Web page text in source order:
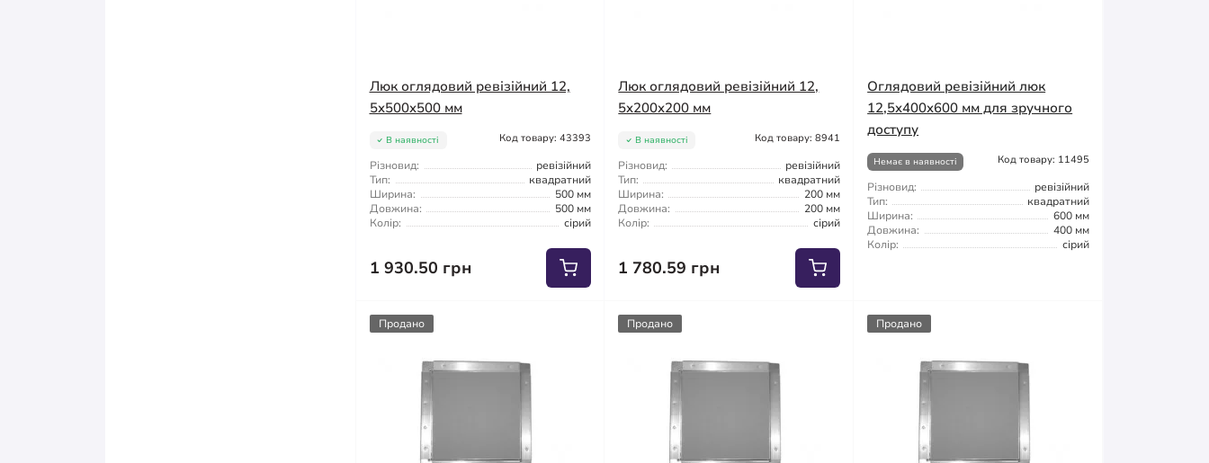
Люк оглядовий ревізійний 12,
5x500x500 мм
В наявності Код товару: 43393
Різновид:
ревізійний
Тип:
квадратний
Ширина:
500 мм
Довжина:
500 мм
Колір:
сірий
1 930.50 грн
Люк оглядовий ревізійний 12,
5x200x200 мм
В наявності Код товару: 8941
Різновид:
ревізійний
Тип:
квадратний
Ширина:
200 мм
Довжина:
200 мм
Колір:
сірий
1 780.59 грн
Оглядовий ревізійний люк
12,5x400x600 мм для зручного
доступу
Немає в наявності Код товару: 11495
Різновид:
ревізійний
Тип:
квадратний
Ширина:
600 мм
Довжина:
400 мм
Колір:
сірий
Продано Продано Продано